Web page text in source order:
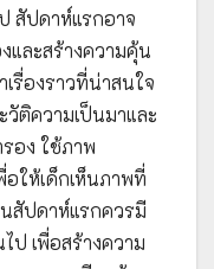
สัปดาห์แรกอาจ
และสร้างความคุ้น
รื่องราวที่น่าสนใจ
วัติความเป็นมาและ
อง ใช้ภาพ
ให้เด็กเห็นภาพที่
นสัปดาห์แรกควรมี
ป เพื่อสร้างความ